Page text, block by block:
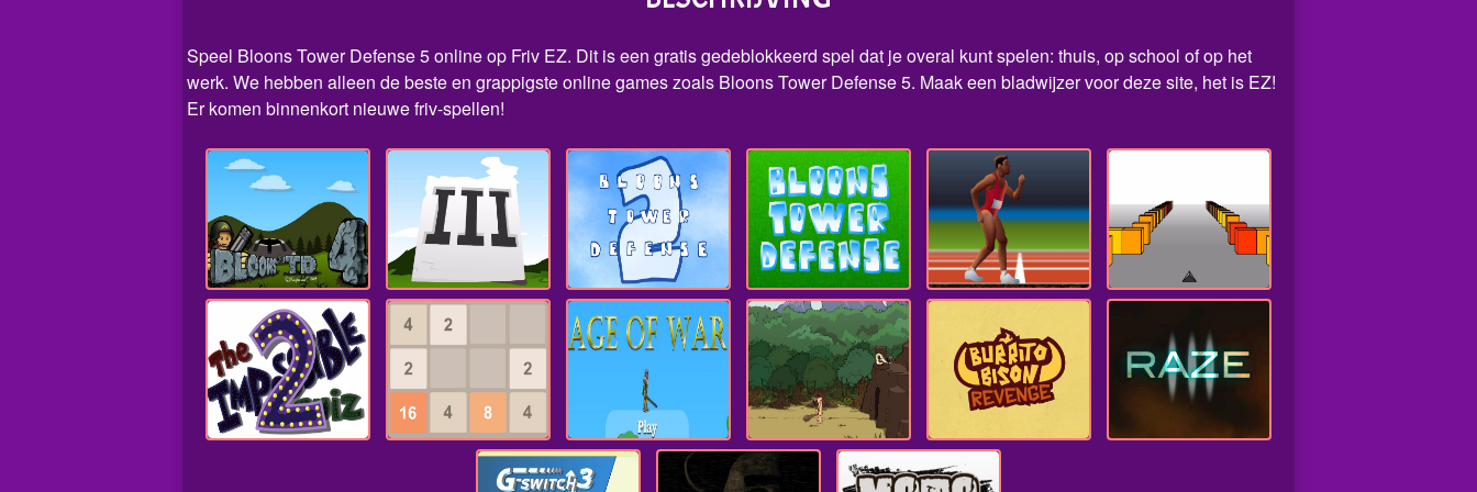
Speel Bloons Tower Defense 5 online op Friv EZ. Dit is een gratis gedeblokkeerd spel dat je overal kunt spelen: thuis, op school of op het
werk. We hebben alleen de beste en grappigste online games zoals Bloons Tower Defense 5. Maak een bladwijzer voor deze site, het is EZ!
Er komen binnenkort nieuwe friv-spellen!